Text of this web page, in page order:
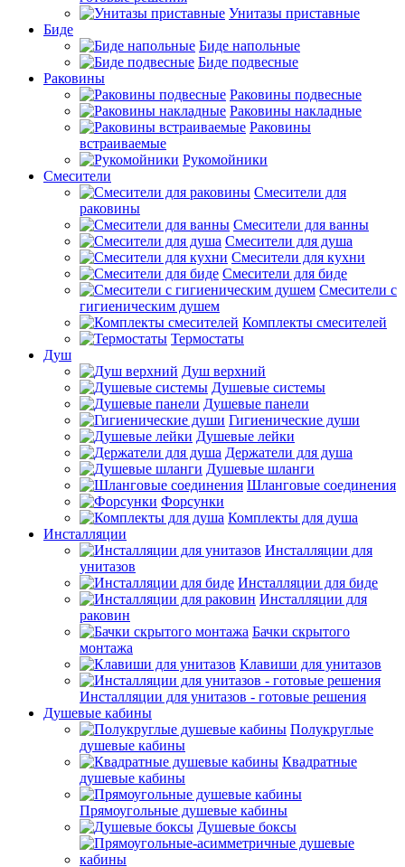
Унитазы приставные
Биде
Биде напольные
Биде подвесные
Раковины
Раковины подвесные
Раковины накладные
Раковины
встраиваемые
Рукомойники
Смесители
Смесители для
раковины
Смесители для ванны
Смесители для душа
Смесители для кухни
Смесители для биде
Смесители с
гигиеническим душем
Комплекты смесителей
Термостаты
Душ
Душ верхний
Душевые системы
Душевые панели
Гигиенические души
Душевые лейки
Держатели для душа
Душевые шланги
Шланговые соединения
Форсунки
Комплекты для душа
Инсталляции
Инсталляции для
унитазов
Инсталляции для биде
Инсталляции для
раковин
Бачки скрытого
монтажа
Клавиши для унитазов
Инсталляции для унитазов - готовые решения
Душевые кабины
Полукруглые
душевые кабины
Квадратные
душевые кабины
Прямоугольные душевые кабины
Душевые боксы